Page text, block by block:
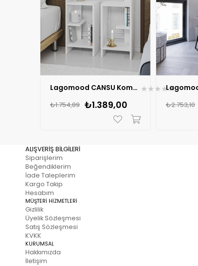
Lagomood CANSU Komodin İkili ★★★★★
₺1.389,00
₺1.754,89 ₺2.753,10
ALIŞVERİŞ BİLGİLERİ
Siparişlerim
Beğendiklerim
İade Taleplerim
Kargo Takip
Hesabım
MÜŞTERİ HİZMETLERİ
Gizlilik
Üyelik Sözleşmesi
Satış Sözleşmesi
KVKK
KURUMSAL
Hakkımızda
İletişim